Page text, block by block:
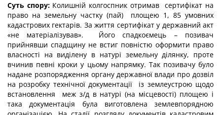
Суть спору:Колишній колгоспник отримав сертифікат на
право на земельну частку (пай) площею 1, 85 умовних
кадастрових гектарів. За життя сертифікат у державний акт
«не матеріалізував». Його спадкоємець – позивач
прийнявши спадщину не встиг повністю оформити право
власності на виділену в натурі земельну ділянку, проте
вчинив певні кроки у цьому напрямку. Так позивачу було
надане розпорядження органу державної влади про дозвіл
на розробку технічної документації із землеустрою щодо
встановлення меж з/д в натурі (на місцевості) площею і
така документація була виготовлена землевпорядною